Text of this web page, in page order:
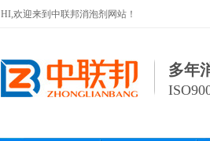
HI,欢迎来到中联邦消泡剂网站！
多年